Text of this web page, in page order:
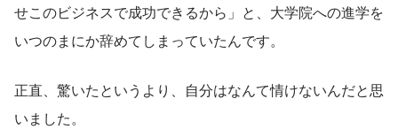
せこのビジネスで成功できるから」と、大学院への進学を
いつのまにか辞めてしまっていたんです。
正直、驚いたというより、自分はなんて情けないんだと思
いました。